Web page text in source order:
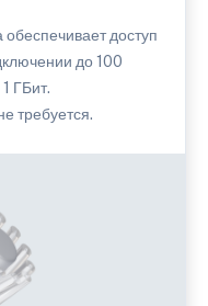
обеспечивает доступ
до 100
ГБит.
требуется.